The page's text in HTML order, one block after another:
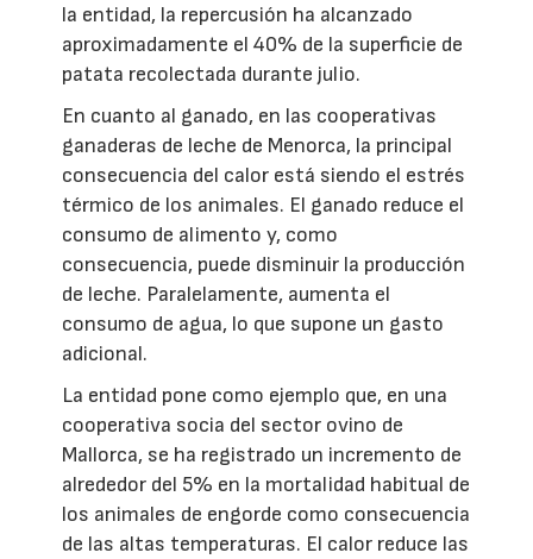
la entidad, la repercusión ha alcanzado
aproximadamente el 40% de la superficie de
patata recolectada durante julio.
En cuanto al ganado, en las cooperativas
ganaderas de leche de Menorca, la principal
consecuencia del calor está siendo el estrés
térmico de los animales. El ganado reduce el
consumo de alimento y, como
consecuencia, puede disminuir la producción
de leche. Paralelamente, aumenta el
consumo de agua, lo que supone un gasto
adicional.
La entidad pone como ejemplo que, en una
cooperativa socia del sector ovino de
Mallorca, se ha registrado un incremento de
alrededor del 5% en la mortalidad habitual de
los animales de engorde como consecuencia
de las altas temperaturas. El calor reduce las